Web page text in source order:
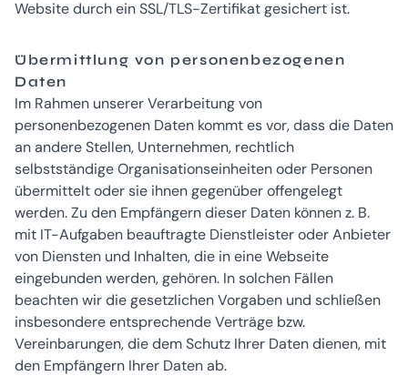
Website durch ein SSL/TLS-Zertifikat gesichert ist.
Übermittlung von personenbezogenen
Daten
Im Rahmen unserer Verarbeitung von
personenbezogenen Daten kommt es vor, dass die Daten
an andere Stellen, Unternehmen, rechtlich
selbstständige Organisationseinheiten oder Personen
übermittelt oder sie ihnen gegenüber offengelegt
werden. Zu den Empfängern dieser Daten können z. B.
mit IT-Aufgaben beauftragte Dienstleister oder Anbieter
von Diensten und Inhalten, die in eine Webseite
eingebunden werden, gehören. In solchen Fällen
beachten wir die gesetzlichen Vorgaben und schließen
insbesondere entsprechende Verträge bzw.
Vereinbarungen, die dem Schutz Ihrer Daten dienen, mit
den Empfängern Ihrer Daten ab.